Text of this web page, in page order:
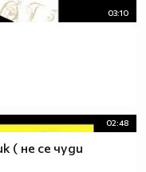
03:10
02:48
( не се чуди